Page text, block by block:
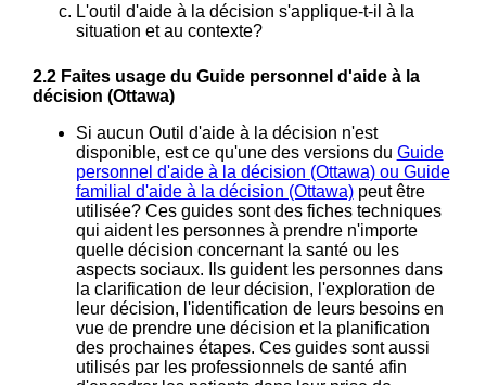
L'outil d'aide à la décision s'applique-t-il à la
situation et au contexte?
2.2 Faites usage du Guide personnel d'aide à la
décision (Ottawa)
Si aucun Outil d'aide à la décision n'est
disponible, est ce qu'une des versions du Guide
personnel d'aide à la décision (Ottawa) ou Guide
familial d'aide à la décision (Ottawa)peut être
utilisée? Ces guides sont des fiches techniques
qui aident les personnes à prendre n'importe
quelle décision concernant la santé ou les
aspects sociaux. Ils guident les personnes dans
la clarification de leur décision, l'exploration de
leur décision, l'identification de leurs besoins en
vue de prendre une décision et la planification
des prochaines étapes. Ces guides sont aussi
utilisés par les professionnels de santé afin